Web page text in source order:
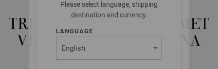
Please select language, shipping
destination and currency.
LANGUAGE
LANA GROSSA
TRUI IN TRICOTSTEEK MET
VLEKKEN PER FORTUNA